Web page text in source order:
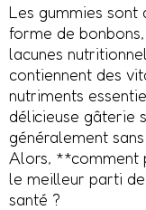
Les gummies sont
forme de
lacunes
contiennent des
nutriments
délicieuse gâterie
généralement
Alors, **comment
le meilleur parti
santé ?